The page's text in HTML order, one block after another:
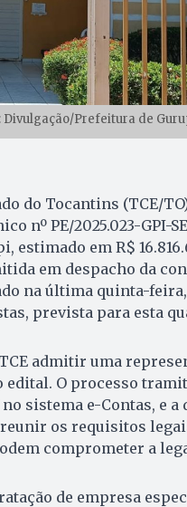
Divulgação/Prefeitura de
do Tocantins (TCE/
nº PE/2025.023-GPI-
estimado em R$
em despacho da
na última quinta-feira,
prevista para esta
admitir uma
O processo
sistema e-Contas, e
os requisitos
comprometer a
de empresa